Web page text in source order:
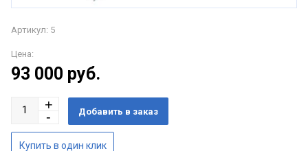
Артикул: 5
Цена:
93 000 руб.